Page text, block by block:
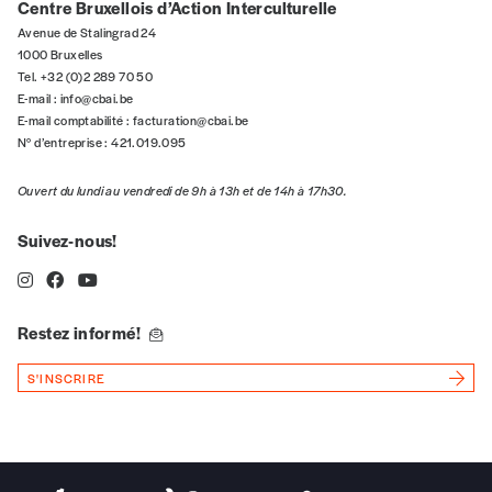
n°
Localité
J’ai lu et j’accepte votre politique
de confidentialité*
Centre Bruxellois d’Action Interculturelle
Avenue de Stalingrad 24
1000 Bruxelles
Tel. +32 (0)2 289 70 50
E-mail : info@cbai.be
E-mail comptabilité : facturation@cbai.be
N° d’entreprise : 421.019.095
Ouvert du lundi au vendredi de 9h à 13h et de 14h à 17h30.
Suivez-nous!
Restez informé!
S'INSCRIRE